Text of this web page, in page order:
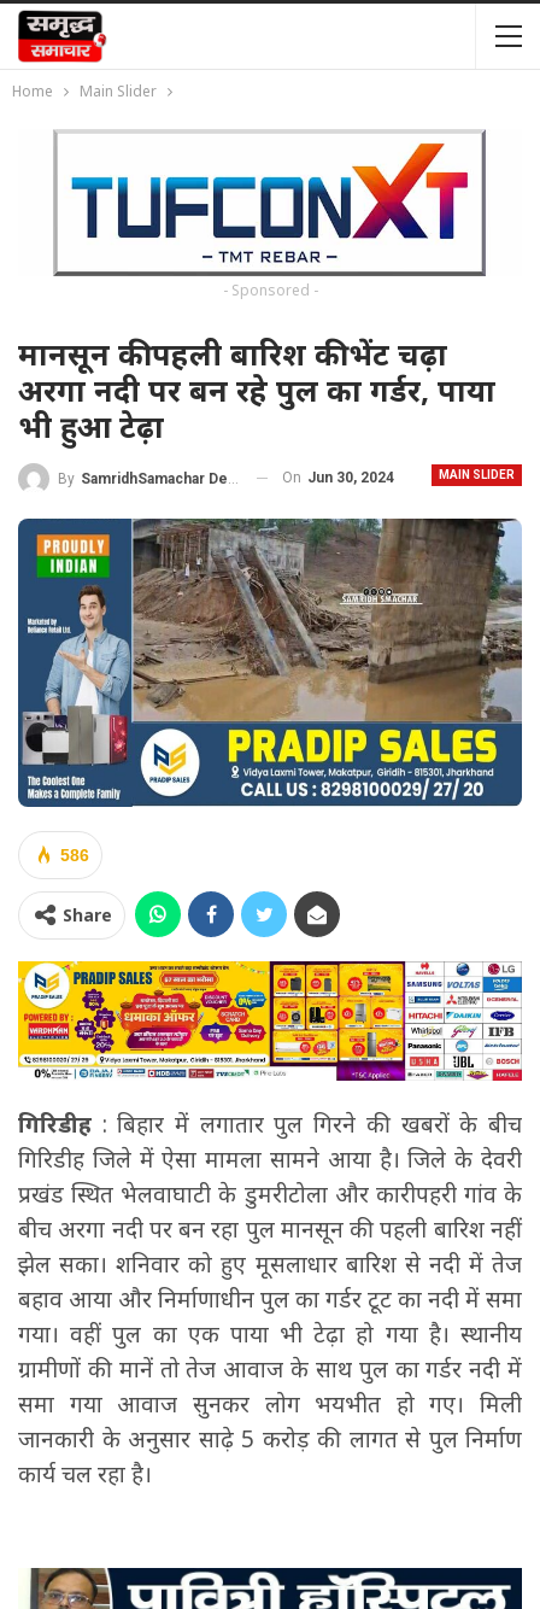
Home Main Slider
- Sponsored -
मानसून की पहली बारिश की भेंट चढ़ा
अरगा नदी पर बन रहे पुल का गर्डर, पाया
भी हुआ टेढ़ा
MAIN SLIDER
By SamridhSamachar Desk On Jun 30, 2024
586
Share
गिरिडीह : बिहार में लगातार पुल गिरने की खबरों के बीच
गिरिडीह जिले में ऐसा मामला सामने आया है। जिले के देवरी
प्रखंड स्थित भेलवाघाटी के डुमरीटोला और कारीपहरी गांव के
बीच अरगा नदी पर बन रहा पुल मानसून की पहली बारिश नहीं
झेल सका। शनिवार को हुए मूसलाधार बारिश से नदी में तेज
बहाव आया और निर्माणाधीन पुल का गर्डर टूट का नदी में समा
गया। वहीं पुल का एक पाया भी टेढ़ा हो गया है। स्थानीय
ग्रामीणों की मानें तो तेज आवाज के साथ पुल का गर्डर नदी में
समा गया आवाज सुनकर लोग भयभीत हो गए। मिली
जानकारी के अनुसार साढ़े 5 करोड़ की लागत से पुल निर्माण
कार्य चल रहा है।